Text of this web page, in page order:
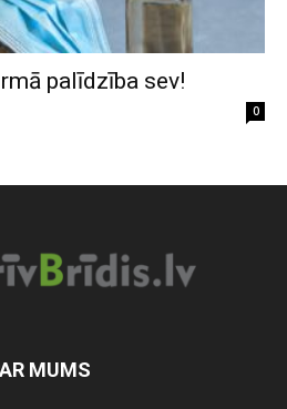
palīdzība sev!
0
MUMS